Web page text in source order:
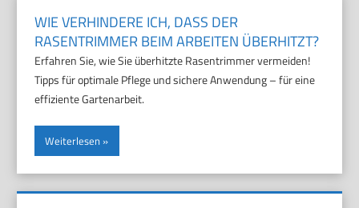
WIE VERHINDERE ICH, DASS DER
RASENTRIMMER BEIM ARBEITEN ÜBERHITZT?
Erfahren Sie, wie Sie überhitzte Rasentrimmer vermeiden!
Tipps für optimale Pflege und sichere Anwendung – für eine
effiziente Gartenarbeit.
Weiterlesen